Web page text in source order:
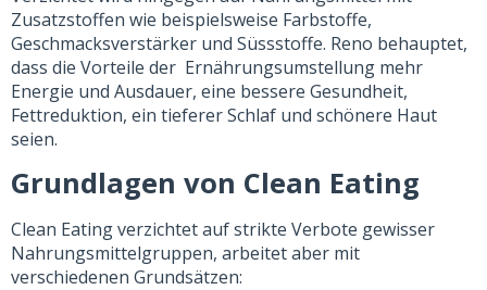
Zusatzstoffen wie beispielsweise Farbstoffe,
Geschmacksverstärker und Süssstoffe. Reno behauptet,
dass die Vorteile der Ernährungsumstellung mehr
Energie und Ausdauer, eine bessere Gesundheit,
Fettreduktion, ein tieferer Schlaf und schönere Haut
seien.
Grundlagen von Clean Eating
Clean Eating verzichtet auf strikte Verbote gewisser
Nahrungsmittelgruppen, arbeitet aber mit
verschiedenen Grundsätzen: